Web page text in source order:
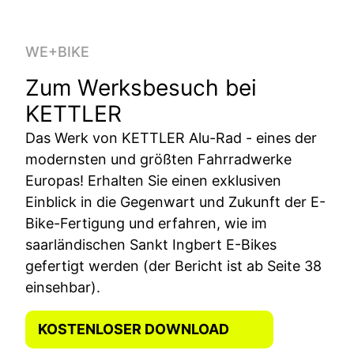
WE+BIKE
Zum Werksbesuch bei
KETTLER
Das Werk von KETTLER Alu-Rad - eines der
modernsten und größten Fahrradwerke
Europas! Erhalten Sie einen exklusiven
Einblick in die Gegenwart und Zukunft der E-
Bike-Fertigung und erfahren, wie im
saarländischen Sankt Ingbert E-Bikes
gefertigt werden (der Bericht ist ab Seite 38
einsehbar).
KOSTENLOSER DOWNLOAD